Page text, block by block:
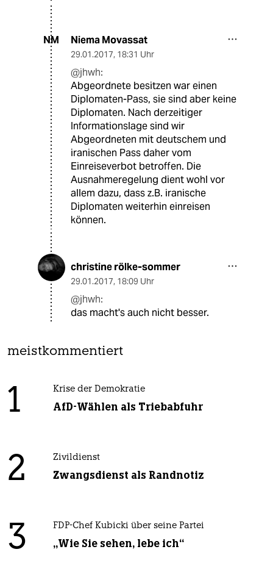
NM Niema Movassat
29.01.2017, 18:31 Uhr
@jhwh:
Abgeordnete besitzen war einen
Diplomaten-Pass, sie sind aber keine
Diplomaten. Nach derzeitiger
Informationslage sind wir
Abgeordneten mit deutschem und
iranischen Pass daher vom
Einreiseverbot betroffen. Die
Ausnahmeregelung dient wohl vor
allem dazu, dass z.B. iranische
Diplomaten weiterhin einreisen
können.
christine rölke-sommer
29.01.2017, 18:09 Uhr
@jhwh:
das macht's auch nicht besser.
meistkommentiert
1 Krise der Demokratie
AfD-Wählen als Triebabfuhr
2 Zivildienst
Zwangsdienst als Randnotiz
3 FDP-Chef Kubicki über seine Partei
„Wie Sie sehen, lebe ich“